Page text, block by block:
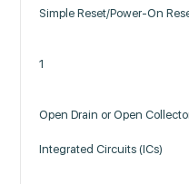
Simple Reset/Power-On
1
Open Drain or Open
Integrated Circuits (ICs)